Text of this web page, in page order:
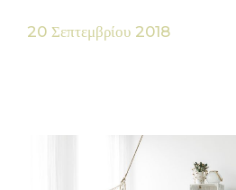
20 Σεπτεμβρίου 2018